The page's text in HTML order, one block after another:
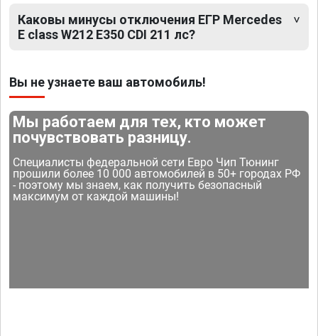
Каковы минусы отключения ЕГР Mercedes
E class W212 E350 CDI 211 лс?
Вы не узнаете ваш автомобиль!
Мы работаем для тех, кто может
почувствовать разницу.
Специалисты федеральной сети Евро Чип Тюнинг
прошили более 10 000 автомобилей в 50+ городах РФ
- поэтому мы знаем, как получить безопасный
максимум от каждой машины!